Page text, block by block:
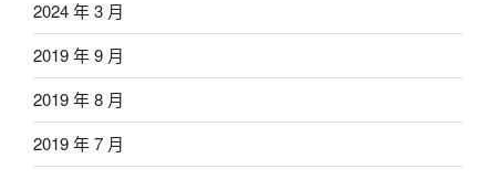
2024 年 3 月
2019 年 9 月
2019 年 8 月
2019 年 7 月